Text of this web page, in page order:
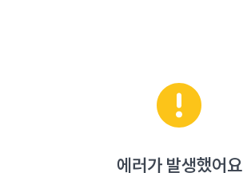
에러가 발생했어요